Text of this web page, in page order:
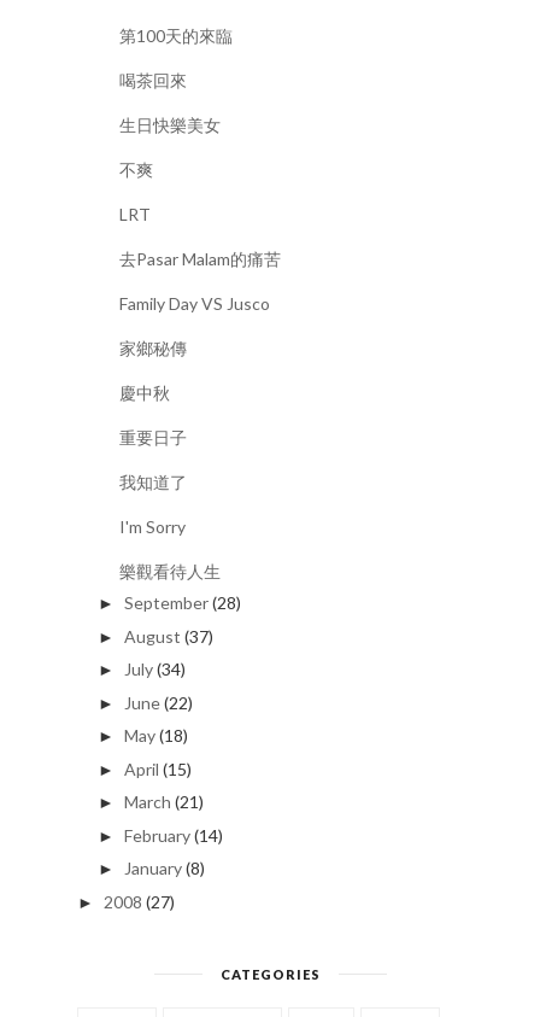
第100天的來臨
喝茶回來
生日快樂美女
不爽
LRT
去Pasar Malam的痛苦
Family Day VS Jusco
家鄉秘傳
慶中秋
重要日子
我知道了
I'm Sorry
樂觀看待人生
► September(28)
► August (37)
► July(34)
► June(22)
► May(18)
► April (15)
► March (21)
► February(14)
► January(8)
► 2008 (27)
CATEGORIES